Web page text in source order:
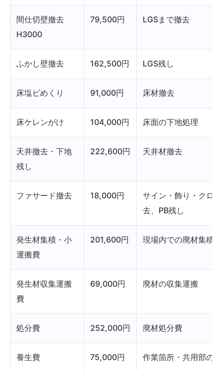
間仕切壁撤去
H3000
79,500円 LGSまで撤去
ふかし壁撤去 162,500円 LGS残し
床塩ビめくり 91,000円 床材撤去
床ケレンがけ 104,000円 床面の下地処理
天井撤去・下地
残し
222,600円 天井材撤去
ファサード撤去 18,000円
サイン・飾り・クロ
去、PB残し
発生材集積・小
運搬費
201,600円 現場内での廃材集積
発生材収集運搬
費
69,000円 廃材の収集運搬
処分費 252,000円 廃材処分費
養生費 75,000円 作業箇所・共用部の